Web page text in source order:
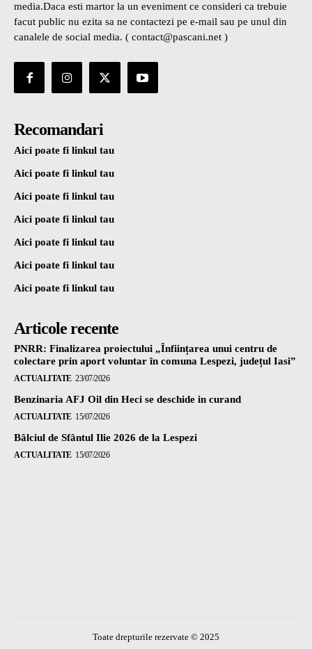
media.Daca esti martor la un eveniment ce consideri ca trebuie
facut public nu ezita sa ne contactezi pe e-mail sau pe unul din
canalele de social media. ( contact@pascani.net )
Recomandari
Aici poate fi linkul tau
Aici poate fi linkul tau
Aici poate fi linkul tau
Aici poate fi linkul tau
Aici poate fi linkul tau
Aici poate fi linkul tau
Aici poate fi linkul tau
Articole recente
PNRR: Finalizarea proiectului „Înființarea unui centru de
colectare prin aport voluntar în comuna Lespezi, județul Iasi”
ACTUALITATE 23/07/2026
Benzinaria AFJ Oil din Heci se deschide in curand
ACTUALITATE 15/07/2026
Bâlciul de Sfântul Ilie 2026 de la Lespezi
ACTUALITATE 15/07/2026
Toate drepturile rezervate © 2025